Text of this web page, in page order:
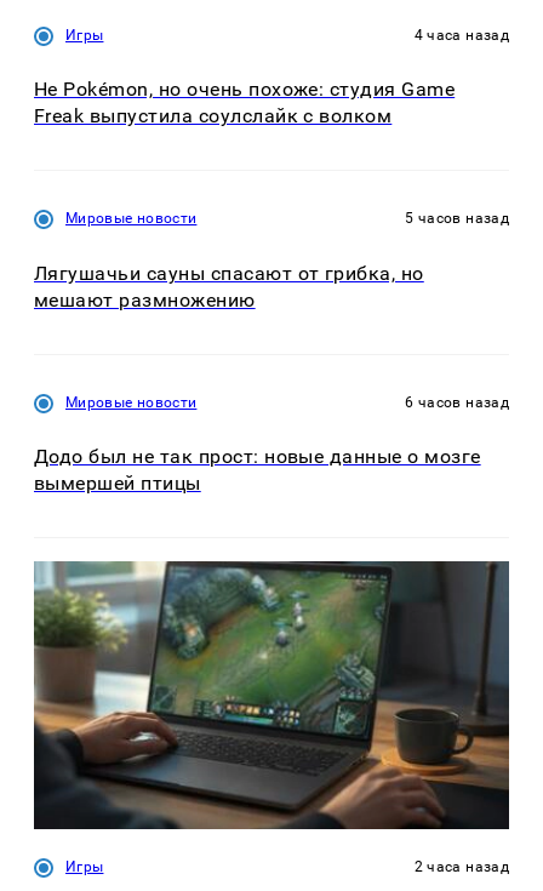
Игры 4 часа назад
Не Pokémon, но очень похоже: студия Game
Freak выпустила соулслайк с волком
Мировые новости 5 часов назад
Лягушачьи сауны спасают от грибка, но
мешают размножению
Мировые новости 6 часов назад
Додо был не так прост: новые данные о мозге
вымершей птицы
Игры 2 часа назад